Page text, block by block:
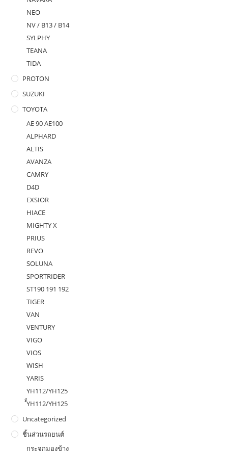
NEO
NV / B13 / B14
SYLPHY
TEANA
TIDA
PROTON
SUZUKI
TOYOTA
AE 90 AE100
ALPHARD
ALTIS
AVANZA
CAMRY
D4D
EXSIOR
HIACE
MIGHTY X
PRIUS
REVO
SOLUNA
SPORTRIDER
ST190 191 192
TIGER
VAN
VENTURY
VIGO
VIOS
WISH
YARIS
YH112/YH125
ํ็YH112/YH125
Uncategorized
ชิ้นส่วนรถยนต์
กระจกมองข้าง